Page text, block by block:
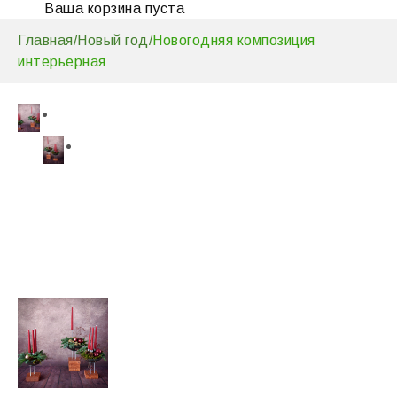
Ваша корзина пуста
Главная/Новый год/Новогодняя композиция
интерьерная